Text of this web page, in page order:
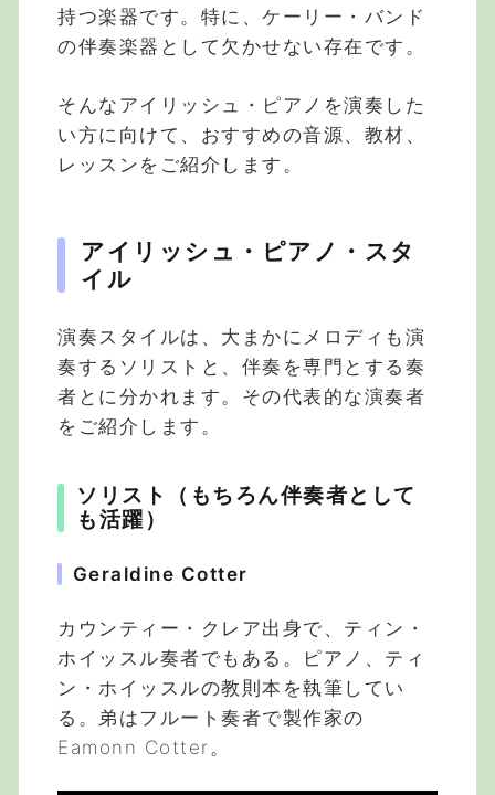
持つ楽器です。特に、ケーリー・バンド
の伴奏楽器として欠かせない存在です。
そんなアイリッシュ・ピアノを演奏した
い方に向けて、おすすめの音源、教材、
レッスンをご紹介します。
アイリッシュ・ピアノ・スタ
イル
演奏スタイルは、大まかにメロディも演
奏するソリストと、伴奏を専門とする奏
者とに分かれます。その代表的な演奏者
をご紹介します。
ソリスト（もちろん伴奏者として
も活躍）
Geraldine Cotter
カウンティー・クレア出身で、ティン・
ホイッスル奏者でもある。ピアノ、ティ
ン・ホイッスルの教則本を執筆してい
る。弟はフルート奏者で製作家の
Eamonn Cotter。